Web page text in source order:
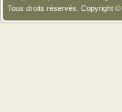
Tous droits réservés. Copyright